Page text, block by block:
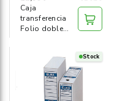
Caja
transferencia
Folio doble
Stock